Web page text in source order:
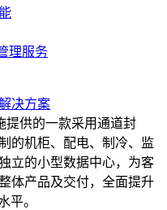
理服务
决方案
提供的一款采用通道封
的机柜、配电、制冷、监
立的小型数据中心，为客
体产品及交付，全面提升
平。